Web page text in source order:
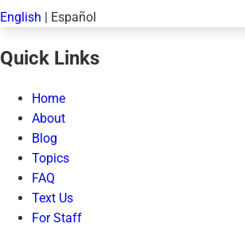
English | Español
Quick Links
Home
About
Blog
Topics
FAQ
Text Us
For Staff